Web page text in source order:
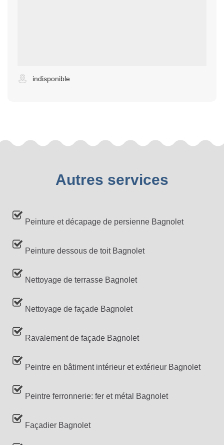
indisponible
Autres services
Peinture et décapage de persienne Bagnolet
Peinture dessous de toit Bagnolet
Nettoyage de terrasse Bagnolet
Nettoyage de façade Bagnolet
Ravalement de façade Bagnolet
Peintre en bâtiment intérieur et extérieur Bagnolet
Peintre ferronnerie: fer et métal Bagnolet
Façadier Bagnolet